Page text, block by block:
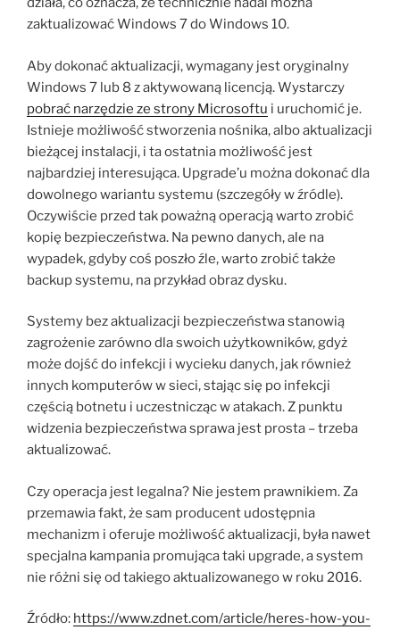
zaktualizować Windows 7 do Windows 10.
Aby dokonać aktualizacji, wymagany jest oryginalny
Windows 7 lub 8 z aktywowaną licencją. Wystarczy
pobrać narzędzie ze strony Microsoftu i uruchomić je.
Istnieje możliwość stworzenia nośnika, albo aktualizacji
bieżącej instalacji, i ta ostatnia możliwość jest
najbardziej interesująca. Upgrade’u można dokonać dla
dowolnego wariantu systemu (szczegóły w źródle).
Oczywiście przed tak poważną operacją warto zrobić
kopię bezpieczeństwa. Na pewno danych, ale na
wypadek, gdyby coś poszło źle, warto zrobić także
backup systemu, na przykład obraz dysku.
Systemy bez aktualizacji bezpieczeństwa stanowią
zagrożenie zarówno dla swoich użytkowników, gdyż
może dojść do infekcji i wycieku danych, jak również
innych komputerów w sieci, stając się po infekcji
częścią botnetu i uczestnicząc w atakach. Z punktu
widzenia bezpieczeństwa sprawa jest prosta – trzeba
aktualizować.
Czy operacja jest legalna? Nie jestem prawnikiem. Za
przemawia fakt, że sam producent udostępnia
mechanizm i oferuje możliwość aktualizacji, była nawet
specjalna kampania promująca taki upgrade, a system
nie różni się od takiego aktualizowanego w roku 2016.
Źródło: https://www.zdnet.com/article/heres-how-you-